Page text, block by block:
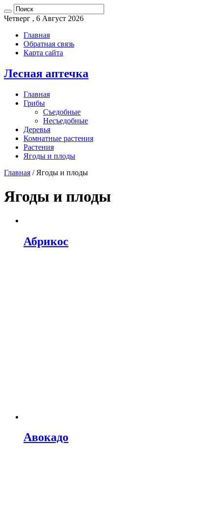
Четверг , 6 Август 2026
Главная
Обратная связь
Карта сайта
Лесная аптечка
Главная
Грибы
Съедобные
Несъедобные
Деревья
Комнатные растения
Растения
Ягоды и плоды
Главная / Ягоды и плоды
Ягоды и плоды
Абрикос
Авокадо